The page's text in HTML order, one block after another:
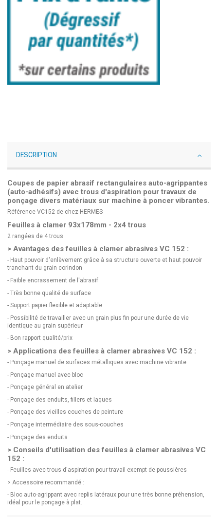
DESCRIPTION
Coupes de papier abrasif rectangulaires auto-agrippantes
(auto-adhésifs) avec trous d'aspiration pour travaux de
ponçage divers matériaux sur machine à poncer vibrantes.
Référence VC152 de chez HERMES
Feuilles à clamer 93x178mm - 2x4 trous
2 rangées de 4 trous
> Avantages des feuilles à clamer abrasives VC 152 :
- Haut pouvoir d'enlèvement grâce à sa structure ouverte et haut pouvoir
tranchant du grain corindon
- Faible encrassement de l'abrasif
- Très bonne qualité de surface
- Support papier flexible et adaptable
- Possibilité de travailler avec un grain plus fin pour une durée de vie
identique au grain supérieur
- Bon rapport qualité/prix
> Applications des feuilles à clamer abrasives VC 152 :
- Ponçage manuel de surfaces métalliques avec machine vibrante
- Ponçage manuel avec bloc
- Ponçage général en atelier
- Ponçage des enduits, fillers et laques
- Ponçage des vieilles couches de peinture
- Ponçage intermédiaire des sous-couches
- Ponçage des enduits
> Conseils d'utilisation des feuilles à clamer abrasives VC
152 :
- Feuilles avec trous d'aspiration pour travail exempt de poussières
> Accessoire recommandé :
- Bloc auto-agrippant avec replis latéraux pour une très bonne préhension,
idéal pour le ponçage à plat.